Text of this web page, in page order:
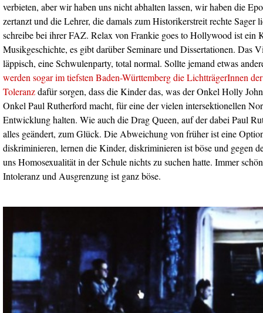
verbieten, aber wir haben uns nicht abhalten lassen, wir haben die
zertanzt und die Lehrer, die damals zum Historikerstreit rechte Sager
schreibe bei ihrer FAZ. Relax von Frankie goes to Hollywood ist ein
Musikgeschichte, es gibt darüber Seminare und Dissertationen. Das
läppisch, eine Schwulenparty, total normal. Sollte jemand etwas
werden sogar im tiefsten Baden-Württemberg die LichtträgerInnen
Toleranzdafür sorgen, dass die Kinder das, was der Onkel Holly
Onkel Paul Rutherford macht, für eine der vielen intersektionellen
Entwicklung halten. Wie auch die Drag Queen, auf der dabei Paul
alles geändert, zum Glück. Die Abweichung von früher ist eine
diskriminieren, lernen die Kinder, diskriminieren ist böse und gegen
uns Homosexualität in der Schule nichts zu suchen hatte. Immer
Intoleranz und Ausgrenzung ist ganz böse.